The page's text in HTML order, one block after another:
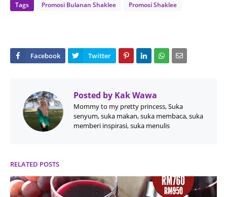
Tags Promosi Bulanan Shaklee Promosi Shaklee
Posted by Kak Wawa
Mommy to my pretty princess, Suka
senyum, suka makan, suka membaca, suka
memberi inspirasi, suka menulis
RELATED POSTS